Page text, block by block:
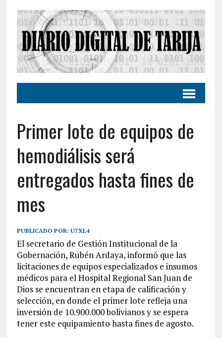
Primer lote de equipos de
hemodiálisis será
entregados hasta fines de
mes
PUBLICADO POR: U7XL4
El secretario de Gestión Institucional de la
Gobernación, Rubén Ardaya, informó que las
licitaciones de equipos especializados e insumos
médicos para el Hospital Regional San Juan de
Dios se encuentran en etapa de calificación y
selección, en donde el primer lote refleja una
inversión de 10.900.000 bolivianos y se espera
tener este equipamiento hasta fines de agosto.